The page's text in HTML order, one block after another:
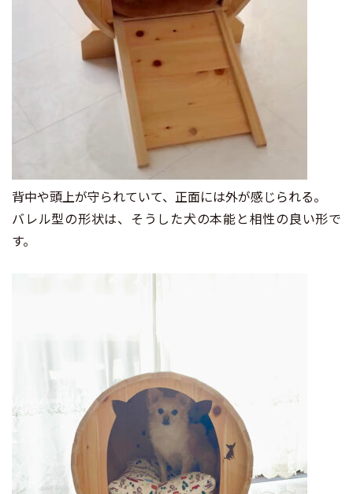
背中や頭上が守られていて、正面には外が感じられる。
バレル型の形状は、そうした犬の本能と相性の良い形で
す。